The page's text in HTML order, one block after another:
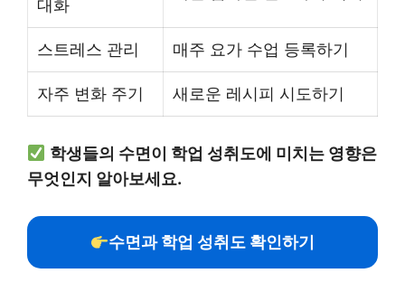
대화
스트레스 관리 매주 요가 수업 등록하기
자주 변화 주기 새로운 레시피 시도하기
학생들의 수면이 학업 성취도에 미치는 영향은
무엇인지 알아보세요.
수면과 학업 성취도 확인하기